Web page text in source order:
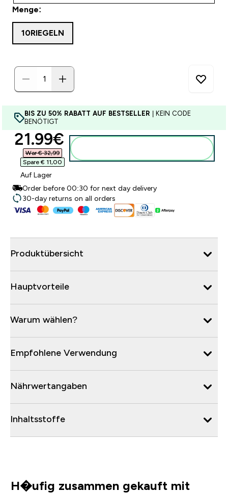
Menge:
10RIEGELN
BIS ZU 50% RABATT AUF BESTSELLER | KEIN CODE
BENÖTIGT
discounted price
21.99€‎
War € 32,99‎
Spare € 11,00‎
Auf Lager
Order before 00:30 for next day delivery
30-day returns on all orders
Produktübersicht
Hauptvorteile
Warum wählen?
Empfohlene Verwendung
Nährwertangaben
Inhaltsstoffe
H�ufig zusammen gekauft mit